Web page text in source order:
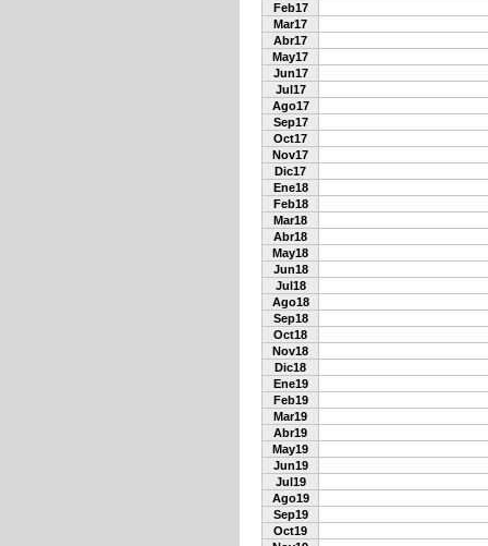
Feb17
Mar17
Abr17
May17
Jun17
Jul17
Ago17
Sep17
Oct17
Nov17
Dic17
Ene18
Feb18
Mar18
Abr18
May18
Jun18
Jul18
Ago18
Sep18
Oct18
Nov18
Dic18
Ene19
Feb19
Mar19
Abr19
May19
Jun19
Jul19
Ago19
Sep19
Oct19